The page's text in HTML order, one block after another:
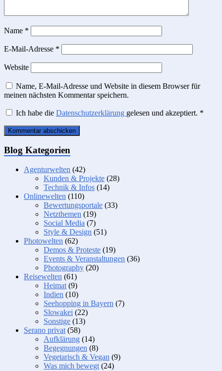
Name *
E-Mail-Adresse *
Website
Name, E-Mail-Adresse und Website in diesem Browser für
meinen nächsten Kommentar speichern.
Ich habe die Datenschutzerklärung gelesen und akzeptiert. *
Blog Kategorien
Agenturwelten (42)
Kunden & Projekte (28)
Technik & Infos (14)
Onlinewelten (110)
Bewertungsportale (33)
Netzthemen (19)
Social Media (7)
Style & Design (51)
Photowelten (62)
Demos & Proteste (19)
Events & Veranstaltungen (36)
Photography (20)
Reisewelten (61)
Heimat (9)
Indien (10)
Seehopping in Bayern (7)
Slowakei (22)
Sonstige (13)
Serano privat (58)
Aufklärung (14)
Begegnungen (8)
Vegetarisch & Vegan (9)
Was mich bewegt (24)